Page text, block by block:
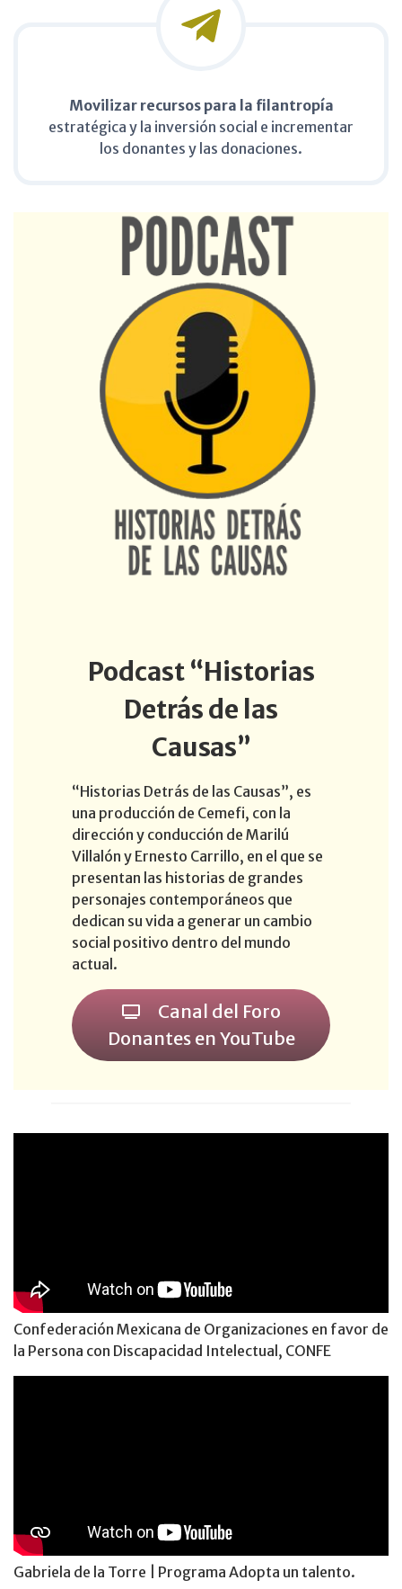
Movilizar recursos para la filantropía
estratégica y la inversión social e incrementar
los donantes y las donaciones.​​​
Podcast “Historias
Detrás de las
Causas”
“Historias Detrás de las Causas”, es
una producción de Cemefi, con la
dirección y conducción de Marilú
Villalón y Ernesto Carrillo, en el que se
presentan las historias de grandes
personajes contemporáneos que
dedican su vida a generar un cambio
social positivo dentro del mundo
actual.
Canal del Foro
Donantes en YouTube
Confederación Mexicana de Organizaciones en favor de
la Persona con Discapacidad Intelectual, CONFE
Gabriela de la Torre | Programa Adopta un talento.